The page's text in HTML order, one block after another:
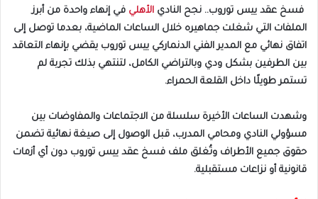
فسخ عقد ييس توروب.. نجح النادي الأهلي في إنهاء واحدة من أبرز
الملفات التي شغلت جماهيره خلال الساعات الماضية، بعدما توصل إلى
اتفاق نهائي مع المدير الفني الدنماركي ييس توروب يقضي بإنهاء التعاقد
بين الطرفين بشكل ودي وبالتراضي الكامل، لتنتهي بذلك تجربة لم
تستمر طويلًا داخل القلعة الحمراء.
وشهدت الساعات الأخيرة سلسلة من الاجتماعات والمفاوضات بين
مسؤولي النادي ومحامي المدرب، قبل الوصول إلى صيغة نهائية تضمن
حقوق جميع الأطراف وتُغلق ملف فسخ عقد ييس توروب دون أي أزمات
قانونية أو نزاعات مستقبلية.